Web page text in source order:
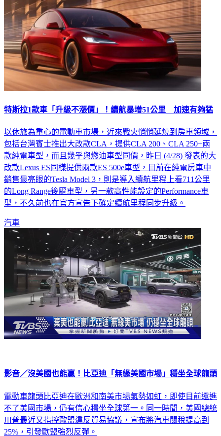
特斯拉1款車「升級不漲價」！續航暴增51公里 加速有夠猛
以休旅為重心的電動車市場，近來戰火悄悄延燒到房車領域，
包括台灣賓士推出大改款CLA，提供CLA 200、CLA 250+兩
款純電車型，而且幾乎與燃油車型同價，昨日 (4/28) 發表的大
改款Lexus ES同樣提供兩款ES 500e車型，目前在純電房車中
銷售最亮眼的Tesla Model 3，則是導入續航里程上看711公里
的Long Range後驅車型，另一款高性能設定的Performance車
型，不久前也在官方宣告下確定續航里程同步升級。
汽車
影音／沒美國也能贏！比亞迪「無緣美國市場」穩坐全球龍頭
電動車龍頭比亞迪在歐洲和南美市場氣勢如虹，即使目前還進
不了美國市場，仍有信心穩坐全球第一。同一時間，美國總統
川普最近又指控歐盟違反貿易協議，宣布將汽車關稅提高到
25%，引發歐盟強烈反彈。